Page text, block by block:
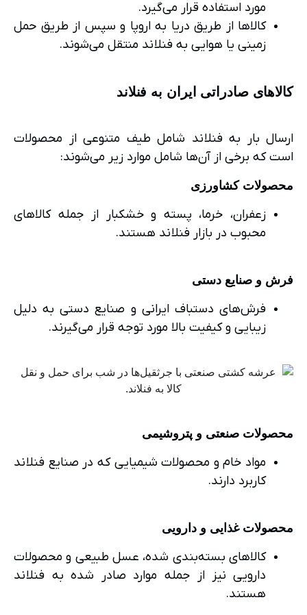
مورد استفاده قرار می‌گیرد.
کالاها از طریق دریا به اروپا و سپس از طریق حمل
زمینی یا هوایی به فنلاند منتقل می‌شوند.
کالاهای صادراتی ایران به فنلاند
ارسال بار به فنلاند شامل طیف متنوعی از محصولات
است که برخی از آن‌ها شامل موارد زیر می‌شوند:
محصولات کشاورزی
زعفران، خرما، پسته و خشکبار از جمله کالاهای
محبوب در بازار فنلاند هستند.
فرش و صنایع دستی
فرش‌های دستباف ایرانی و صنایع دستی به دلیل
زیبایی و کیفیت بالا مورد توجه قرار می‌گیرند.
محصولات صنعتی و پتروشیمی
مواد خام و محصولات شیمیایی که در صنایع فنلاند
کاربرد دارند.
محصولات غذایی و دارویی
کالاهای بسته‌بندی شده، عسل طبیعی و محصولات
دارویی نیز از جمله موارد صادر شده به فنلاند
هستند.